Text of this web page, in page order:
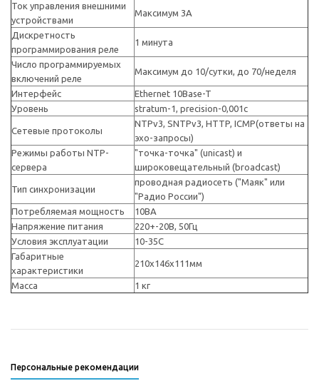
Ток управления внешними
устройствами
Максимум 3А
Дискретность
программирования реле
1 минута
Число программируемых
включений реле
Максимум до 10/cутки, до 70/неделя
Интерфейс
Ethernet 10Base-T
Уровень
stratum-1, precision-0,001c
Сетевые протоколы
NTPv3, SNTPv3, HTTP, ICMP(ответы на
эхо-запросы)
Режимы работы NTP-
сервера
"точка-точка" (unicast) и
широковещательный (broadcast)
Тип синхронизации
проводная радиосеть ("Маяк" или
"Радио России")
Потребляемая мощность
10ВА
Напряжение питания
220+-20В, 50Гц
Условия эксплуатации
10-35С
Габаритные
характеристики
210х146х111мм
Масса 1 кг
Персональные рекомендации